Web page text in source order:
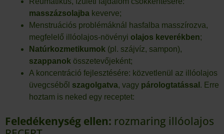
masszázsolajba keverve;
Menstruációs problémáknál hasfalba masszírozva,
megfelelő illóolajos-növényi olajos keverékben;
Natúrkozmetikumok (pl. szájvíz, sampon),
szappanok összetevőjeként;
A koncentráció fejlesztésére: közvetlenül az illóolajos
üvegcséből szagolgatva, vagy párologtatással . Erre
hoztam is neked egy receptet:
Feledékenység ellen: rozmaring illóolajos